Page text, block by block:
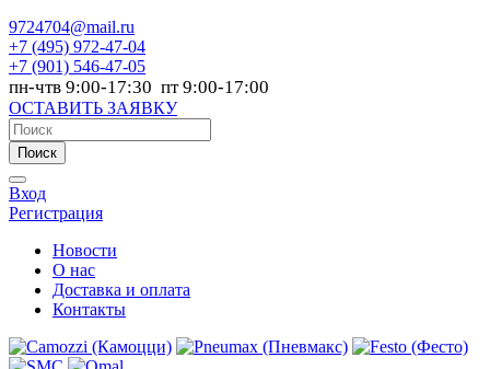
9724704@mail.ru
+7 (495) 972-47-04
+7 (901) 546-47-05
пн-чтв 9:00-17:30 пт 9:00-17:00
ОСТАВИТЬ ЗАЯВКУ
Поиск
Вход
Регистрация
Новости
О нас
Доставка и оплата
Контакты